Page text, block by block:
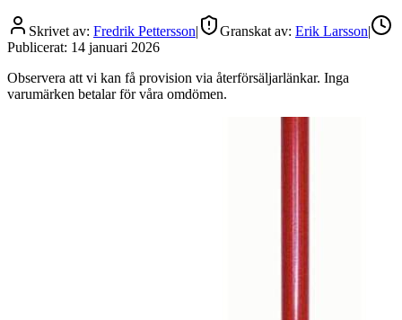
Skrivet av: Fredrik Pettersson| Granskat av: Erik Larsson|
Publicerat: 14 januari 2026
Observera att vi kan få provision via återförsäljarlänkar. Inga
varumärken betalar för våra omdömen.